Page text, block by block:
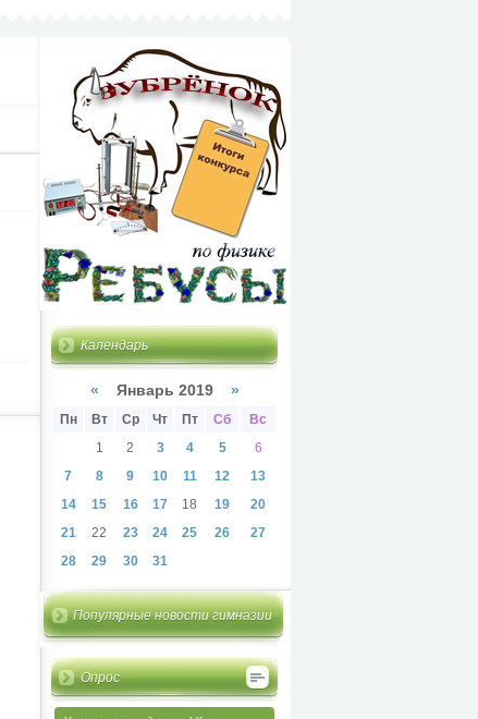
Календарь
« Январь 2019 »
Пн Вт Ср Чт Пт Сб
Вс
1
2 3 4 5
6
7
8 9 10 11 12
13
14
15 16 17 18 19
20
21
22 23 24 25 26
27
28
29 30 31
Популярные новости гимназии
Опрос